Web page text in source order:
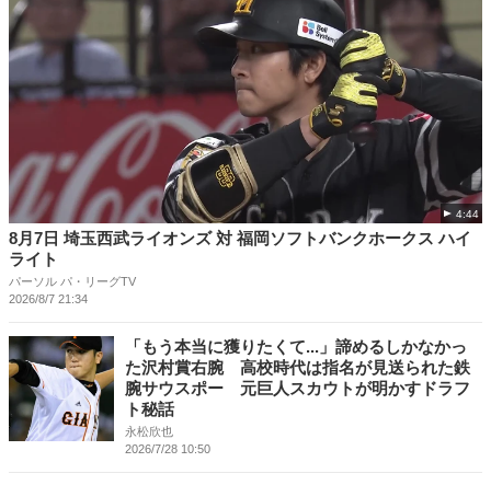
4:44
8月7日 埼玉西武ライオンズ 対 福岡ソフトバンクホークス ハイ
ライト
パーソル パ・リーグTV
2026/8/7 21:34
「もう本当に獲りたくて...」諦めるしかなかっ
た沢村賞右腕 高校時代は指名が見送られた鉄
腕サウスポー 元巨人スカウトが明かすドラフ
ト秘話
永松欣也
2026/7/28 10:50